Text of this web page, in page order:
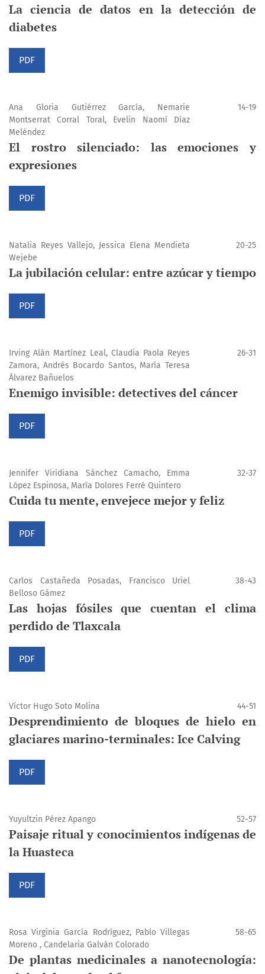
La ciencia de datos en la detección de
diabetes
PDF
Ana Gloria Gutiérrez García, Nemarie
Montserrat Corral Toral, Evelin Naomí Díaz
Meléndez
14-19
El rostro silenciado: las emociones y
expresiones
PDF
Natalia Reyes Vallejo, Jessica Elena Mendieta
Wejebe
20-25
La jubilación celular: entre azúcar y tiempo
PDF
Irving Alán Martínez Leal, Claudia Paola Reyes
Zamora, Andrés Bocardo Santos, María Teresa
Álvarez Bañuelos
26-31
Enemigo invisible: detectives del cáncer
PDF
Jennifer Viridiana Sánchez Camacho, Emma
López Espinosa, María Dolores Ferré Quintero
32-37
Cuida tu mente, envejece mejor y feliz
PDF
Carlos Castañeda Posadas, Francisco Uriel
Belloso Gámez
38-43
Las hojas fósiles que cuentan el clima
perdido de Tlaxcala
PDF
Víctor Hugo Soto Molina 44-51
Desprendimiento de bloques de hielo en
glaciares marino-terminales: Ice Calving
PDF
Yuyultzin Pérez Apango 52-57
Paisaje ritual y conocimientos indígenas de
la Huasteca
PDF
Rosa Virginia García Rodríguez, Pablo Villegas
Moreno , Candelaria Galván Colorado
58-65
De plantas medicinales a nanotecnología: